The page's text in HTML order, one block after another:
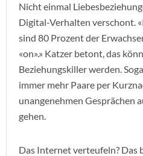
Nicht einmal
Digital-Verhalten verschont.
sind 80 Prozent der
«on».» Katzer betont, das
Beziehungskiller werden.
immer mehr Paare per
unangenehmen Gesprächen
gehen.
Das Internet verteufeln? Das